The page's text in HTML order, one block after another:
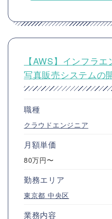
【AWS】インフラ
写真販売システムの
職種
クラウドエンジニア
月額単価
80万円〜
勤務エリア
東京都 中央区
業務内容